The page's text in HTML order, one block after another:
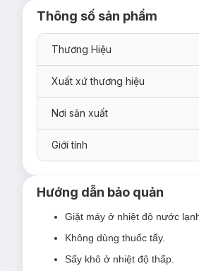
Thông số sản phẩm
Thương Hiệu
Xuất xứ thương hiệu
Nơi sản xuất
Giới tính
Hướng dẫn bảo quản
Giặt máy ở nhiệt độ nước
Không dùng thuốc tẩy.
Sấy khô ở nhiệt độ thấp.